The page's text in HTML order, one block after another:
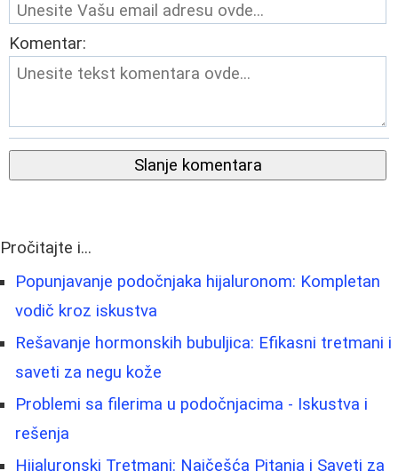
Komentar:
Slanje komentara
Pročitajte i...
Popunjavanje podočnjaka hijaluronom: Kompletan
vodič kroz iskustva
Rešavanje hormonskih bubuljica: Efikasni tretmani i
saveti za negu kože
Problemi sa filerima u podočnjacima - Iskustva i
rešenja
Hijaluronski Tretmani: Najčešća Pitanja i Saveti za